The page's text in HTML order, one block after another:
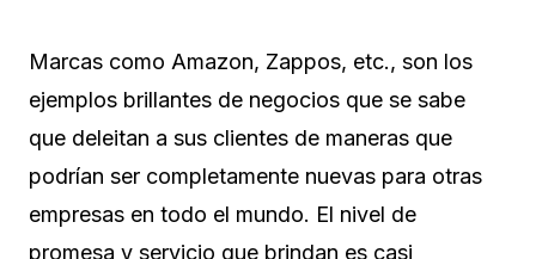
Marcas como Amazon, Zappos, etc., son los
ejemplos brillantes de negocios que se sabe
que deleitan a sus clientes de maneras que
podrían ser completamente nuevas para otras
empresas en todo el mundo. El nivel de
promesa y servicio que brindan es casi